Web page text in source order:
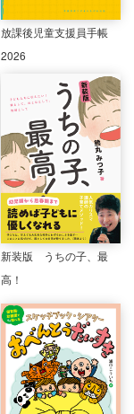
放課後児童支援員手帳
2026
新装版 うちの子、最
高！